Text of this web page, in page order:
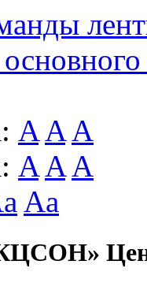
A A A
A A A
Aa